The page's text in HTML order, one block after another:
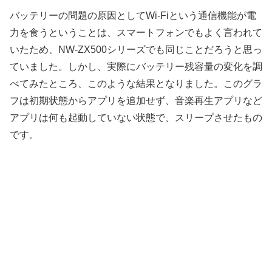
バッテリーの問題の原因としてWi-Fiという通信機能が電
力を食うということは、スマートフォンでもよく言われて
いたため、NW-ZX500シリーズでも同じことだろうと思っ
ていました。しかし、実際にバッテリー残容量の変化を調
べてみたところ、このような結果となりました。このグラ
フは初期状態からアプリを追加せず、音楽再生アプリなど
アプリは何も起動していない状態で、スリープさせたもの
です。